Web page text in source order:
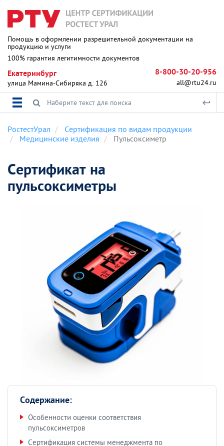
Помощь в оформлении разрешительной документации на
продукцию и услуги
100% гарантия легитимности документов
Екатеринбург
улица Мамина-Сибиряка д. 126
8-800-30-20-956
all@rtu24.ru
РостестУрал
Сертификация по видам продукции
Медицинские изделия
Пульсоксиметр
Сертификат на
пульсоксиметры
Содержание:
Особенности оценки соответствия
пульсоксиметров
Сертификация системы менеджмента по